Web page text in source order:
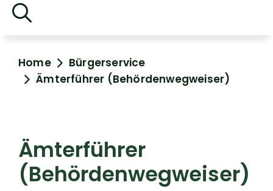
Home
Bürgerservice
Ämterführer (Behördenwegweiser)
Ämterführer
(Behördenwegweiser)